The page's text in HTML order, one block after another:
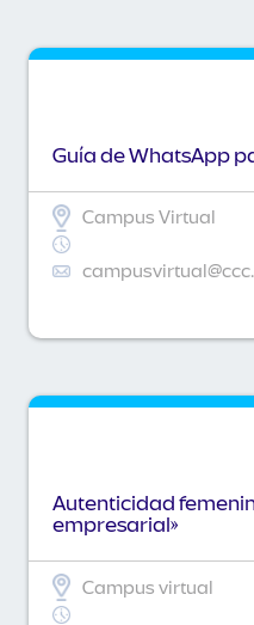
Guía de WhatsApp
Campus Virtual
Autenticidad
empresarial»
Campus virtual